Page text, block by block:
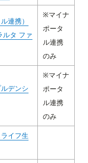
連携）
ルタ ファ
※マイナ
ポータ
ル連携
のみ
デンシ
※マイナ
ポータ
ル連携
のみ
イフ生